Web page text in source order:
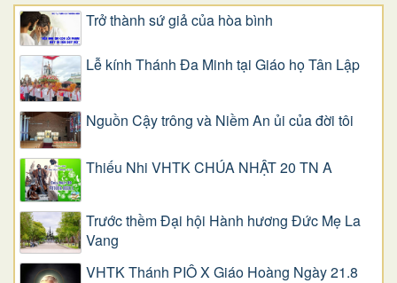
Trở thành sứ giả của hòa bình
Lễ kính Thánh Đa Minh tại Giáo họ Tân Lập
Nguồn Cậy trông và Niềm An ủi của đời tôi
Thiếu Nhi VHTK CHÚA NHẬT 20 TN A
Trước thềm Đại hội Hành hương Đức Mẹ La
Vang
VHTK Thánh PIÔ X Giáo Hoàng Ngày 21.8